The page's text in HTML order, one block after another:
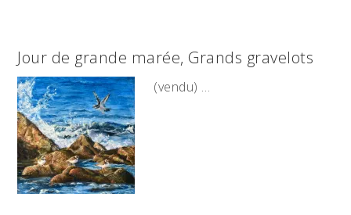
Jour de grande marée, Grands gravelots
(vendu) …